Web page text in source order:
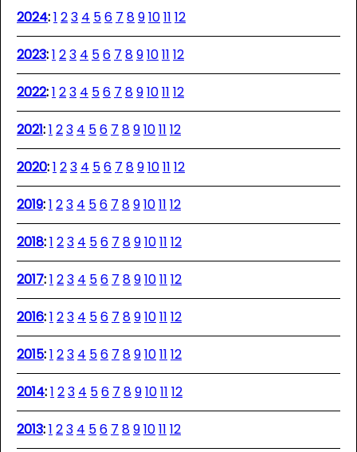
2024:1 23 4 56 7 891011 12
2023:1 23 4 56 7 891011 12
2022:1 23 4 56 7 891011 12
2021:1 23 4 56 7 891011 12
2020:1 23 4 56 7 891011 12
2019:1 23 4 56 7 891011 12
2018:1 23 4 56 7 891011 12
2017:1 23 4 56 7 891011 12
2016:1 23 4 56 7 891011 12
2015:1 23 4 56 7 891011 12
2014:1 23 4 56 7 891011 12
2013:1 23 4 56 7 891011 12